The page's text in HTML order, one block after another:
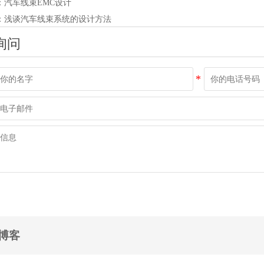
汽车线束EMC设计
浅谈汽车线束系统的设计方法
问
客